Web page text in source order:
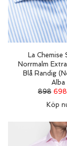
La Chemise
Norrmalm
Blå Randig
Alba
898 698
Köp